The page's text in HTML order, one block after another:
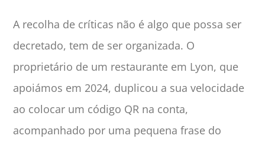
A recolha de críticas não é algo que possa ser
decretado, tem de ser organizada. O
proprietário de um restaurante em Lyon, que
apoiámos em 2024, duplicou a sua velocidade
ao colocar um código QR na conta,
acompanhado por uma pequena frase do